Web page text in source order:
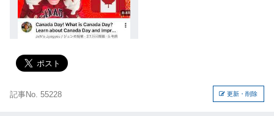
記事No. 55228 更新・削除